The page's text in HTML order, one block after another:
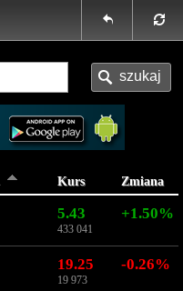
Kurs Zmiana
5.43
433 041
+1.50%
19.25
19 973
-0.26%